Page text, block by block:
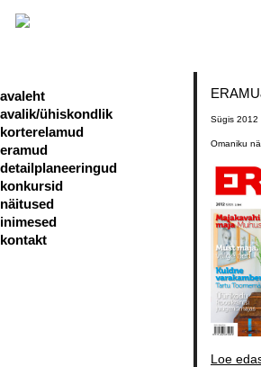
avaleht
avalik/ühiskondlik
korterelamud
eramud
detailplaneeringud
konkursid
näitused
inimesed
kontakt
Sügis 2012
Omaniku
Loe